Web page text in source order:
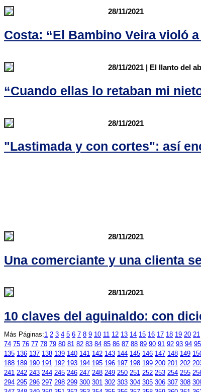
28/11/2021
Costa: “El Bambino Veira violó
28/11/2021 | El llanto del
“Cuando ellas lo retaban mi
28/11/2021
"Lastimada y con cortes": así
28/11/2021
Una comerciante y una clienta
28/11/2021
10 claves del aguinaldo: con
Más Páginas:1 2 3 4 5 6 7 8 9 10 11 12 13 14 15 16 17 18 19 20 21
74 75 76 77 78 79 80 81 82 83 84 85 86 87 88 89 90 91 92 93 94 95
135 136 137 138 139 140 141 142 143 144 145 146 147 148 149
188 189 190 191 192 193 194 195 196 197 198 199 200 201 202
241 242 243 244 245 246 247 248 249 250 251 252 253 254 255
294 295 296 297 298 299 300 301 302 303 304 305 306 307 308